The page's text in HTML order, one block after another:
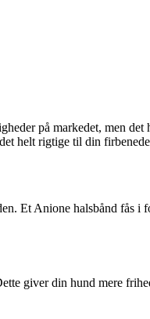
på markedet, men det
helt rigtige til din
Et Anione halsbånd fås i
giver din hund mere